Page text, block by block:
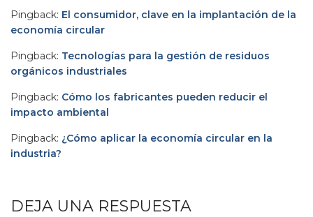
Pingback: El consumidor, clave en la implantación de la
economía circular
Pingback: Tecnologías para la gestión de residuos
orgánicos industriales
Pingback: Cómo los fabricantes pueden reducir el
impacto ambiental
Pingback: ¿Cómo aplicar la economía circular en la
industria?
DEJA UNA RESPUESTA